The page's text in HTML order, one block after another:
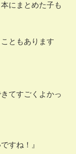
にまとめた子も
ともあります
てすごくよかっ
すね！』